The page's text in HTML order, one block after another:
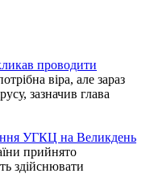
проводити
віра, але зараз
зазначив глава
УГКЦ на Великдень
прийнято
здійснювати